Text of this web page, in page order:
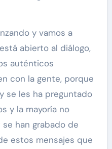
y vamos a
abierto al diálogo,
auténticos
con la gente, porque
se les ha preguntado
y la mayoría no
han grabado de
estos mensajes que